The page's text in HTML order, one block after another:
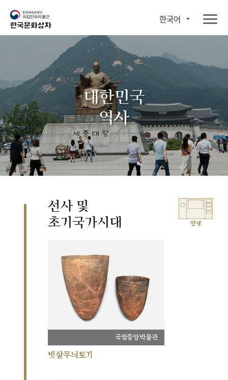
한국어
대한민국
역사
안녕
선사 및
초기국가시대
국립중앙박물관
빗살무늬토기